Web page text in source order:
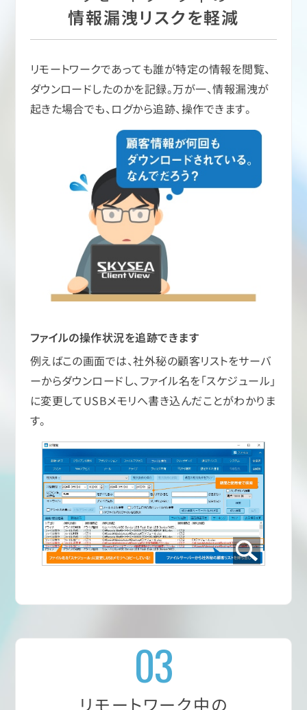
情報漏洩リスクを軽減
リモートワークであっても誰が特定の情報を閲覧、
ダウンロードしたのかを記録。万が一、情報漏洩が
起きた場合でも、ログから追跡、操作できます。
ファイルの操作状況を追跡できます
例えばこの画面では、社外秘の顧客リストをサーバ
ーからダウンロードし、ファイル名を「スケジュール」
に変更してUSBメモリへ書き込んだことがわかりま
す。
03
リモートワーク中の